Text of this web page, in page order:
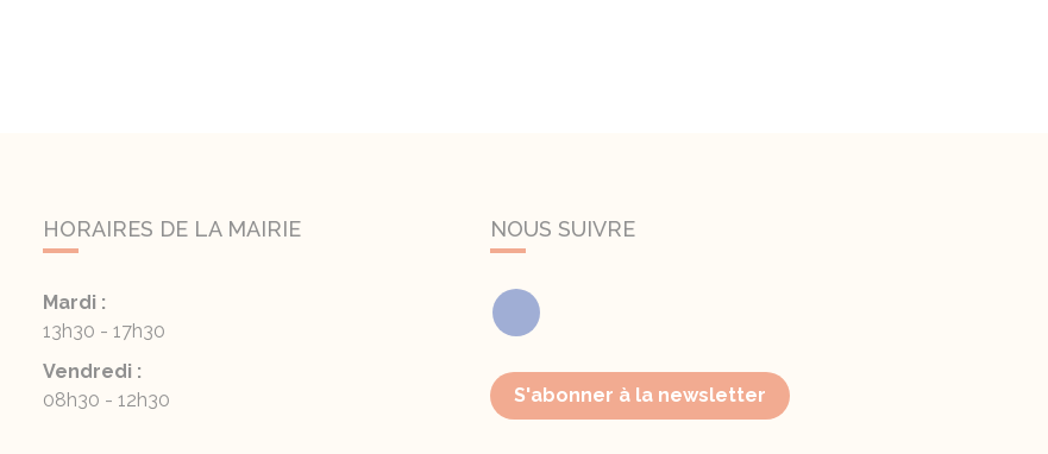
HORAIRES DE LA MAIRIE
Mardi :
13h30 - 17h30
Vendredi :
08h30 - 12h30
NOUS SUIVRE
Facebook
S'abonner à la newsletter